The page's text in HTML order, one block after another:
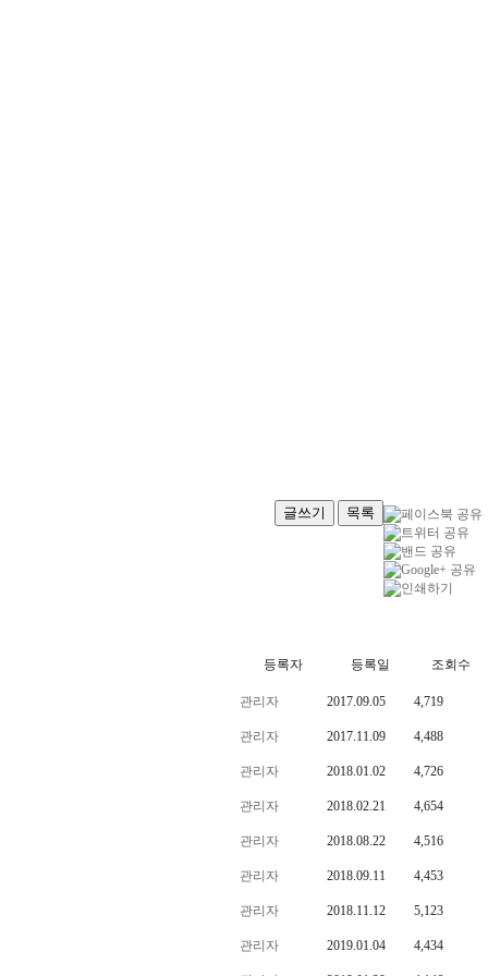
글쓰기 목록
등록자 등록일 조회수
관리자 2017.09.05 4,719
관리자 2017.11.09 4,488
관리자 2018.01.02 4,726
관리자 2018.02.21 4,654
관리자 2018.08.22 4,516
관리자 2018.09.11 4,453
관리자 2018.11.12 5,123
관리자 2019.01.04 4,434